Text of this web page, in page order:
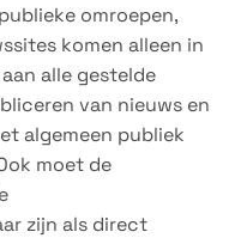
omroepen,
komen alleen in
alle gestelde
van nieuws en
algemeen publiek
moet de
zijn als direct